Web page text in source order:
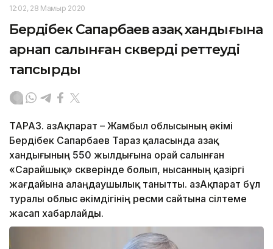
12:02, 28 Мамыр 2020
Бердібек Сапарбаев Қазақ хандығына
арнап салынған скверді реттеуді
тапсырды
ТАРАЗ. ҚазАқпарат – Жамбыл облысының әкімі
Бердібек Сапарбаев Тараз қаласында Қазақ
хандығының 550 жылдығына орай салынған
«Сарайшық» скверінде болып, нысанның қазіргі
жағдайына алаңдаушылық танытты. ҚазАқпарат бұл
туралы облыс әкімдігінің ресми сайтына сілтеме
жасап хабарлайды.